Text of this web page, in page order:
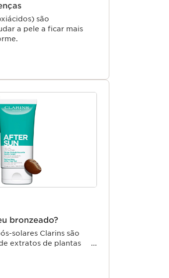
são
a pele a ficar mais
bronzeado?
solares Clarins são
extratos de plantas
Estes permitem